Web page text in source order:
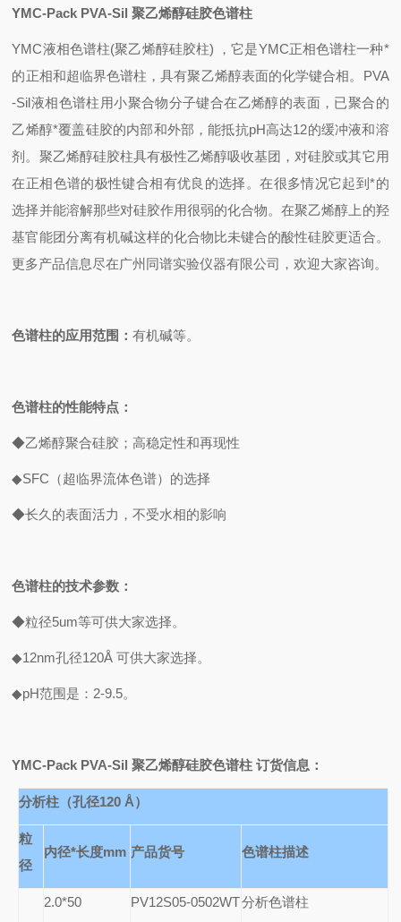
YMC-Pack PVA-Sil聚乙烯醇硅胶色谱柱
YMC液相色谱柱(聚乙烯醇硅胶柱) ，它是YMC正相色谱柱一种*
的正相和超临界色谱柱，具有聚乙烯醇表面的化学键合相。PVA
-Sil液相色谱柱用小聚合物分子键合在乙烯醇的表面，已聚合的
乙烯醇*覆盖硅胶的内部和外部，能抵抗pH高达12的缓冲液和溶
剂。聚乙烯醇硅胶柱具有极性乙烯醇吸收基团，对硅胶或其它用
在正相色谱的极性键合相有优良的选择。在很多情况它起到*的
选择并能溶解那些对硅胶作用很弱的化合物。在聚乙烯醇上的羟
基官能团分离有机碱这样的化合物比未键合的酸性硅胶更适合。
更多产品信息尽在广州同谱实验仪器有限公司，欢迎大家咨询。
色谱柱的应用范围：有机碱等。
色谱柱的性能特点：
◆乙烯醇聚合硅胶；高稳定性和再现性
◆SFC（超临界流体色谱）的选择
◆长久的表面活力，不受水相的影响
色谱柱的技术参数：
◆粒径5um等可供大家选择。
◆12nm孔径120Å 可供大家选择。
◆pH范围是：2-9.5。
YMC-Pack PVA-Sil聚乙烯醇硅胶色谱柱 订货信息：
分析柱（孔径120 Å）
粒
径
内径*长度mm 产品货号 色谱柱描述
2.0*50 PV12S05-0502WT分析色谱柱